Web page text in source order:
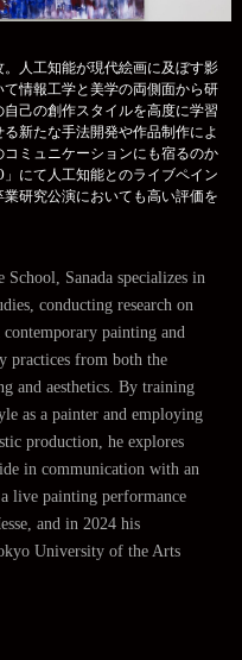
人工知能が現代絵画に及ぼす影
情報工学と美学の両側面から研
己の創作スタイルを高度に学習
新たな手法開発や作品制作によ
ミュニケーションにも宿るのか
にて人工知能とのライブペイン
業研究公演においても高い評価を
Sanada specializes in
conducting research on
painting and
practices from both the
and aesthetics. By training
as a painter and employing
production, he explores
in communication with an
live painting performance
and in 2024 his
University of the Arts